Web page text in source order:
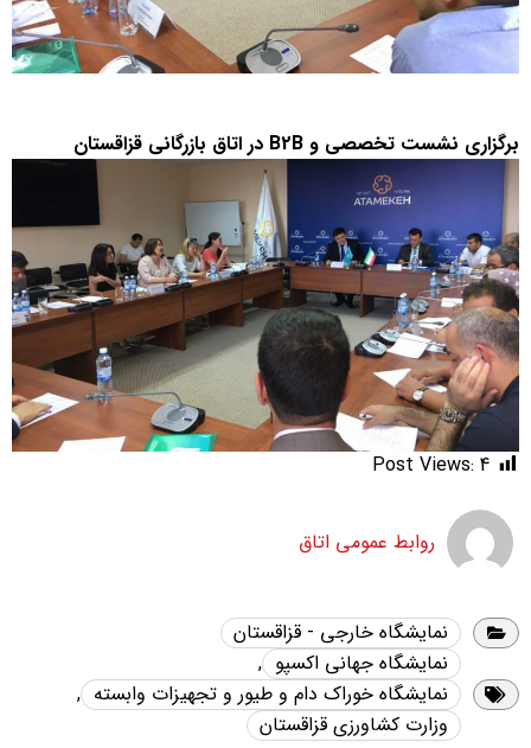
برگزاری نشست تخصصی و B2B در اتاق بازرگانی قزاقستان
Post Views: 4
روابط عمومی اتاق
نمایشگاه خارجی - قزاقستان
نمایشگاه جهانی اکسپو ,
نمایشگاه خوراک دام و طیور و تجهیزات وابسته ,
وزارت کشاورزی قزاقستان